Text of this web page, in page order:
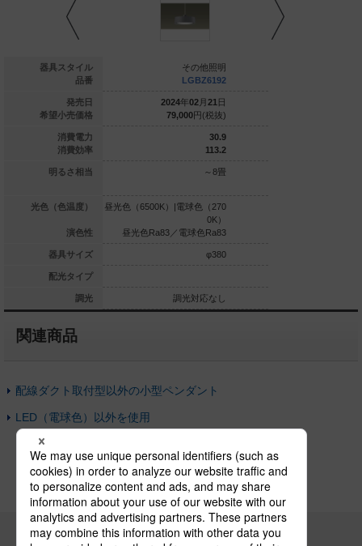
器具スタイル
品番
発売日
希望小売価格
消費電力
消費効率
明るさ相当
光色（色温度）
演色性
器具サイズ
配光タイプ
調光
スペンダント
円(税抜)
4.8
97.9
球60形1灯器
色（3500K）
φ52
集光タイプ
その他照明
LGBZ6192
2024年02 月 21 日
79,000円(税抜)
30.9
113.2
～8畳
昼光色（6500K）|電球色（270
0K）
昼光色Ra83／電球色Ra83
φ380
調光対応なし
関連商品
配線ダクト取付型以外の小型ペンダント
LED（電球色）以外を使用
パナソニックの電気設備 SNSアカウント